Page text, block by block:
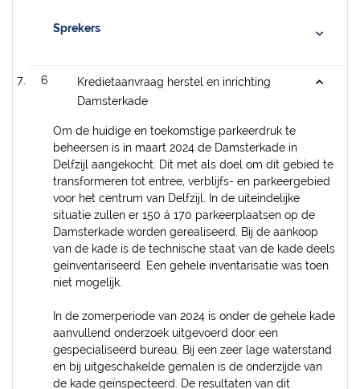
Sprekers
6
Kredietaanvraag herstel en inrichting
Damsterkade
Om de huidige en toekomstige parkeerdruk te
beheersen is in maart 2024 de Damsterkade in
Delfzijl aangekocht. Dit met als doel om dit gebied te
transformeren tot entree, verblijfs- en parkeergebied
voor het centrum van Delfzijl. In de uiteindelijke
situatie zullen er 150 á 170 parkeerplaatsen op de
Damsterkade worden gerealiseerd. Bij de aankoop
van de kade is de technische staat van de kade deels
geïnventariseerd. Een gehele inventarisatie was toen
niet mogelijk.
In de zomerperiode van 2024 is onder de gehele kade
aanvullend onderzoek uitgevoerd door een
gespecialiseerd bureau. Bij een zeer lage waterstand
en bij uitgeschakelde gemalen is de onderzijde van
de kade geïnspecteerd. De resultaten van dit